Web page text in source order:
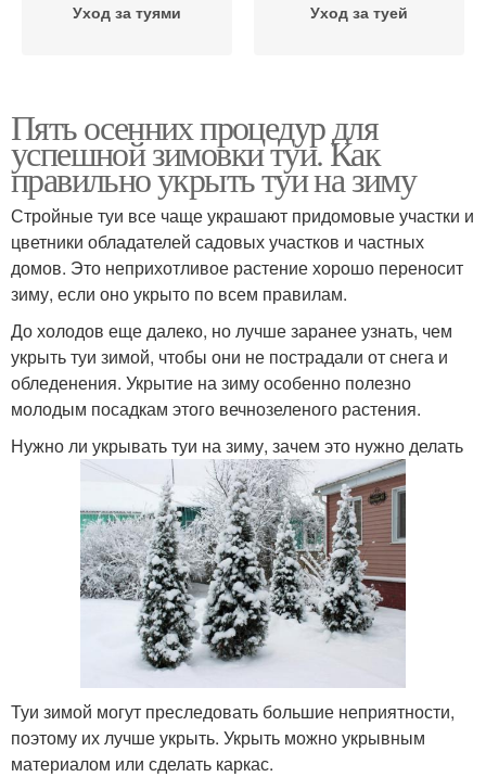
Уход за туями Уход за туей
Пять осенних процедур для
успешной зимовки туи. Как
правильно укрыть туи на зиму
Стройные туи все чаще украшают придомовые участки и
цветники обладателей садовых участков и частных
домов. Это неприхотливое растение хорошо переносит
зиму, если оно укрыто по всем правилам.
До холодов еще далеко, но лучше заранее узнать, чем
укрыть туи зимой, чтобы они не пострадали от снега и
обледенения. Укрытие на зиму особенно полезно
молодым посадкам этого вечнозеленого растения.
Нужно ли укрывать туи на зиму, зачем это нужно делать
Туи зимой могут преследовать большие неприятности,
поэтому их лучше укрыть. Укрыть можно укрывным
материалом или сделать каркас.